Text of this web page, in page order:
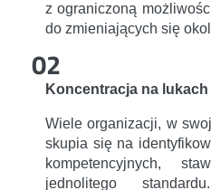
z ograniczoną
do zmieniających się
02
Koncentracja na
Wiele organizacji, w
skupia się na
kompetencyjnych,
jednolitego